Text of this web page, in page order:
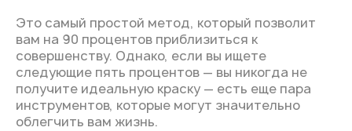
Это самый простой метод, который позволит
вам на 90 процентов приблизиться к
совершенству. Однако, если вы ищете
следующие пять процентов — вы никогда не
получите идеальную краску — есть еще пара
инструментов, которые могут значительно
облегчить вам жизнь.